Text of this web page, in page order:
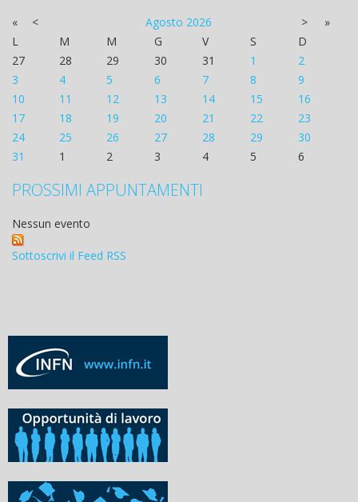
« < Agosto 2026 >
»
L
M M G V S
D
27
28 29 30 31 1
2
3
4 5 6 7 8
9
10
11 12 13 14 15
16
17
18 19 20 21 22
23
24
25 26 27 28 29
30
31
1 2 3 4 5 6
PROSSIMI APPUNTAMENTI
Nessun evento
Sottoscrivi il Feed RSS